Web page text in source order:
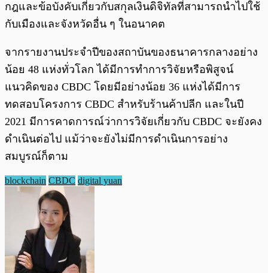
กฎและข้อบังคับเกี่ยวกับสกุลเงินดิจิทัลที่สามารถนำไปใช้
กับเมืองและจังหวัดอื่น ๆ ในอนาคต
จากรายงานประจำปีของสถาบันของธนาคารกลางอย่าง
น้อย 48 แห่งทั่วโลก ได้มีการทำการวิจัยหรือพิสูจน์
แนวคิดของ CBDC โดยมีอย่างน้อย 36 แห่งได้มีการ
ทดสอบโครงการ CBDC สำหรับร้านค้าปลีก และในปี
2021 มีการคาดการณ์ว่าการวิจัยเกี่ยวกับ CBDC จะยังคง
ดำเนินต่อไป แม้ว่าจะยังไม่มีการดำเนินการอย่าง
สมบูรณ์ก็ตาม
blockchain CBDC digital yuan